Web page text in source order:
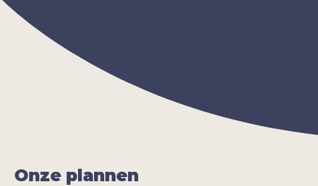
Onze plan­nen